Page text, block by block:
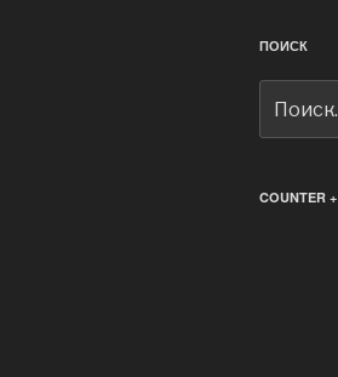
ПОИСК
COUNTER +